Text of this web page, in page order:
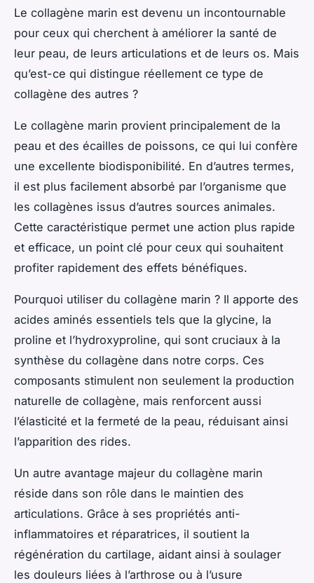
Le collagène marin est devenu un incontournable
pour ceux qui cherchent à améliorer la santé de
leur peau, de leurs articulations et de leurs os. Mais
qu’est-ce qui distingue réellement ce type de
collagène des autres ?
Le collagène marin provient principalement de la
peau et des écailles de poissons, ce qui lui confère
une excellente biodisponibilité. En d’autres termes,
il est plus facilement absorbé par l’organisme que
les collagènes issus d’autres sources animales.
Cette caractéristique permet une action plus rapide
et efficace, un point clé pour ceux qui souhaitent
profiter rapidement des effets bénéfiques.
Pourquoi utiliser du collagène marin ? Il apporte des
acides aminés essentiels tels que la glycine, la
proline et l’hydroxyproline, qui sont cruciaux à la
synthèse du collagène dans notre corps. Ces
composants stimulent non seulement la production
naturelle de collagène, mais renforcent aussi
l’élasticité et la fermeté de la peau, réduisant ainsi
l’apparition des rides.
Un autre avantage majeur du collagène marin
réside dans son rôle dans le maintien des
articulations. Grâce à ses propriétés anti-
inflammatoires et réparatrices, il soutient la
régénération du cartilage, aidant ainsi à soulager
les douleurs liées à l’arthrose ou à l’usure